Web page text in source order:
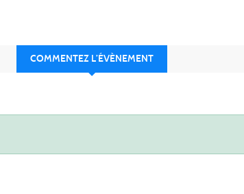
COMMENTEZ L’ÉVÈNEMENT